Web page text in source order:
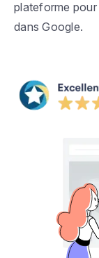
plateforme pour
dans Google.